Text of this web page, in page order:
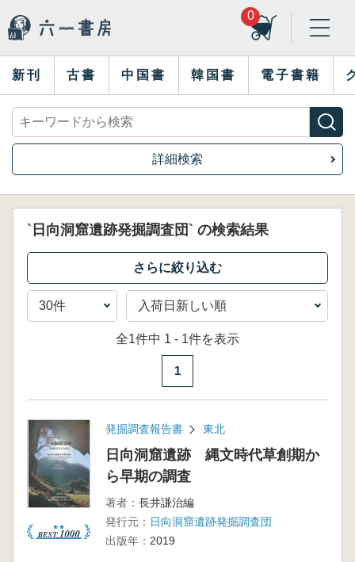
0
新刊 古書 中国書 韓国書 電子書籍
詳細検索
`日向洞窟遺跡発掘調査団` の検索結果
全1件中 1 - 1件を表示
1
発掘調査報告書 東北
日向洞窟遺跡 縄文時代草創期か
ら早期の調査
著者： 長井謙治編
発行元： 日向洞窟遺跡発掘調査団
出版年： 2019